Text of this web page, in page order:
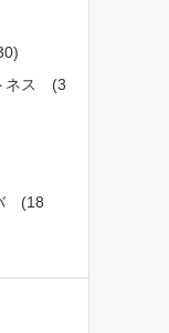
ネス
(3
(18